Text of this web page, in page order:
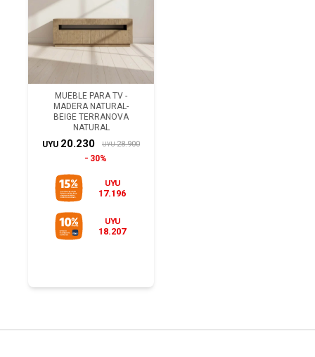
MUEBLE PARA TV -
MADERA NATURAL-
BEIGE TERRANOVA
NATURAL
UYU 20.230 UYU 28.900
30%
UYU
17.196
UYU
18.207